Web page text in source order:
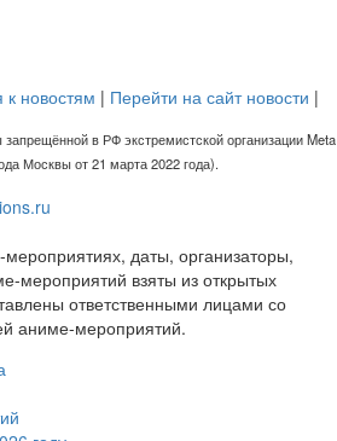
к новостям | Перейти на сайт новости |
в РФ экстремистской организации Meta
Москвы от 21 марта 2022 года).
даты, организаторы,
мероприятий взяты из открытых
ответственными лицами со
аниме-мероприятий.